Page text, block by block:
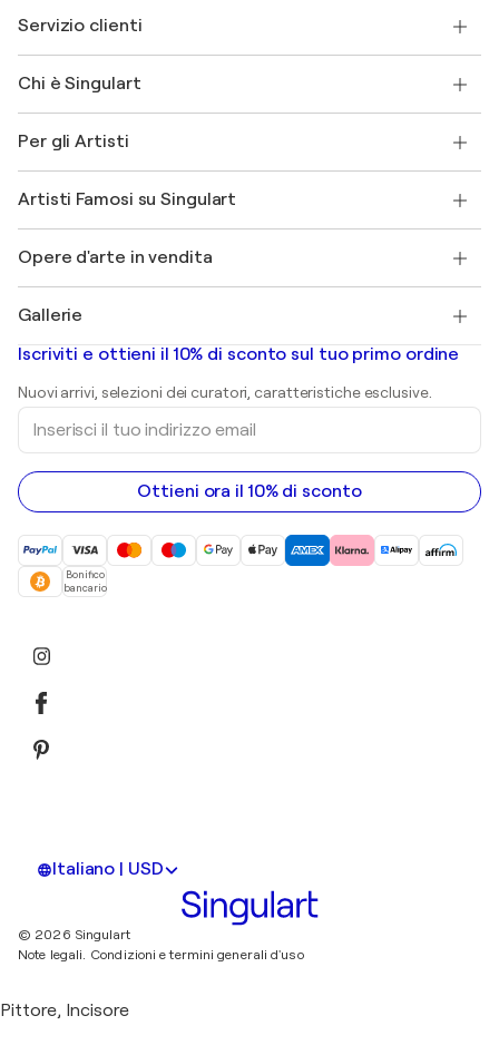
Servizio clienti
Spedizione
Offri una carta regalo
Partecipa al nostro programma commerciale
Il mio account
Protezione acquirente
+39 694500608
Chi è Singulart
FAQ
Magazine di Singulart
Lavori
Scopri arte originale selezionata
Per gli Artisti
Accedi come Artista
Artisti Famosi su Singulart
Marc Chagall
Banksy
Mr. Brainwash
Shepard Fairey
Opere d'arte in vendita
Quadri astratti in vendita
Dipinti di paesaggi
sculture
Dipinti acrilici
Gallerie
Gallerie d’arte in Italia
Iscriviti e ottieni il 10% di sconto sul tuo primo ordine
Nuovi arrivi, selezioni dei curatori, caratteristiche esclusive.
Inserisci
tuo
indirizzo
email
Ottieni ora il 10% di sconto
Bonifico
bancario
Italiano | USD
© 2026 Singulart
Note legali. Condizioni e termini generali d'uso
Pittore, Incisore